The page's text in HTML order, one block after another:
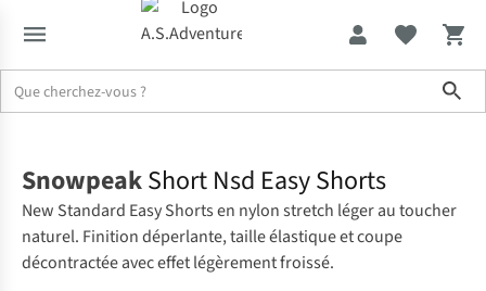
SnowpeakShort Nsd Easy Shorts
New Standard Easy Shorts en nylon stretch léger au toucher
naturel. Finition déperlante, taille élastique et coupe
décontractée avec effet légèrement froissé.